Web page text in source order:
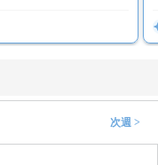
次週 >